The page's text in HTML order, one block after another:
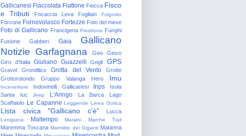
Gallicanesi Fiaccolata Fiattone Fiocca Fisco
e Tributi
Focaccia Leva Fogliaio Folgorito
Forcone Fornovolasco Fortezze Foto del mese
Foto di Gallicano Francigena Freddone Funghi
Fusione
Gabberi Gaia
Gallicano
Notizie Garfagnana Geo
Giovo
Giro d'Italia
Giuliano Guazzelli Gogli GPS
Gravel Grondilice Grotta del Vento
Grotte
Grottorotondo
Gruppo Valanga Hero Imu
Inceneritore Indovinelli Gallicanesi Inps
Isola
Santa
Iuc Jeep L'Aringo La Barca
Lago
Scaffaiolo Le Capanne Leggende Linea Gotica
Lista civica "Gallicano c'è" Lucca
Lunigiana Maltempo Maraini Marche Trail
Maremma Toscana Marmitte dei Giganti Matanna